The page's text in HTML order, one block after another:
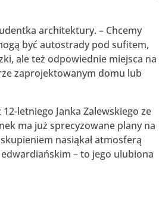
architektury. – Chcemy
być autostrady pod sufitem,
ale też odpowiednie miejsca na
zaprojektowanym domu lub
letniego Janka Zalewskiego ze
ma już sprecyzowane plany na
nasiąkał atmosferą
– to jego ulubiona